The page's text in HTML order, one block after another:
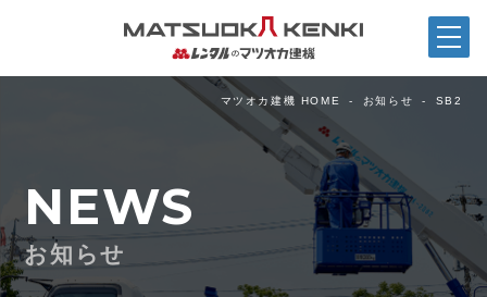
マツオカ建機 HOME お知らせ SB2
NEWS
お知らせ